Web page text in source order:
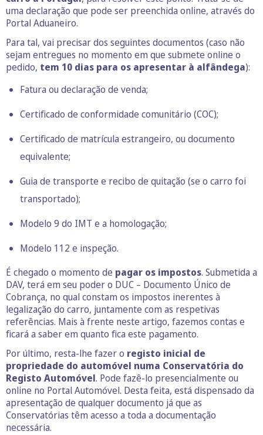
uma declaração que pode ser preenchida online, através do
Portal Aduaneiro.
Para tal, vai precisar dos seguintes documentos (caso não
sejam entregues no momento em que submete online o
pedido, tem 10 dias para os apresentar à alfândega):
Fatura ou declaração de venda;
Certificado de conformidade comunitário (COC);
Certificado de matrícula estrangeiro, ou documento
equivalente;
Guia de transporte e recibo de quitação (se o carro foi
transportado);
Modelo 9 do IMT e a homologação;
Modelo 112 e inspeção.
É chegado o momento de pagar os impostos. Submetida a
DAV, terá em seu poder o DUC – Documento Único de
Cobrança, no qual constam os impostos inerentes à
legalização do carro, juntamente com as respetivas
referências. Mais à frente neste artigo, fazemos contas e
ficará a saber em quanto fica este pagamento.
Por último, resta-lhe fazer o registo inicial de
propriedade do automóvel numa Conservatória do
Registo Automóvel. Pode fazê-lo presencialmente ou
online no Portal Automóvel. Desta feita, está dispensado da
apresentação de qualquer documento já que as
Conservatórias têm acesso a toda a documentação
necessária.